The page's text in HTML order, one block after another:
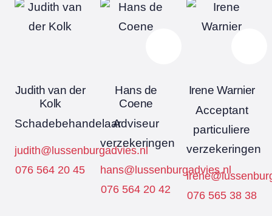
Judith van der
Kolk
Schadebehandelaar
judith@lussenburgadvies.nl
076 564 20 45
Hans de
Coene
Adviseur
verzekeringen
hans@lussenburgadvies.nl
076 564 20 42
Irene Warnier
Acceptant
particuliere
verzekeringen
076 565 38 38